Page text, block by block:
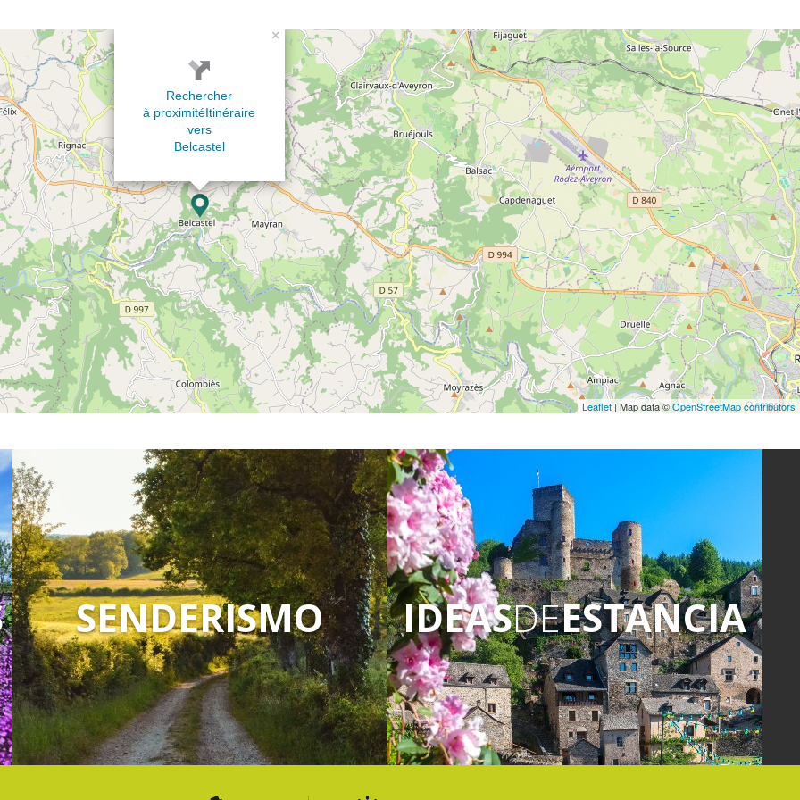
×
Rechercher
à proximitéItinéraire
vers
Belcastel
Leaflet | Map data ©OpenStreetMap contributors
SENDERISMO IDEASDEESTANCIA